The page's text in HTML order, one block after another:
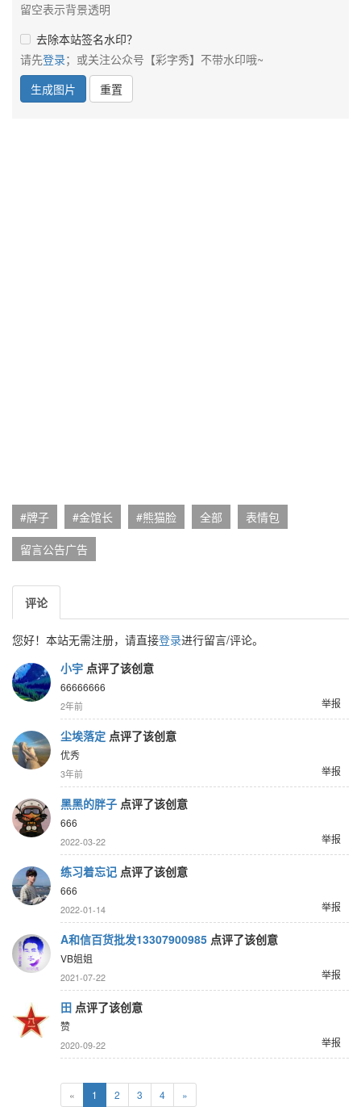
留空表示背景透明
去除本站签名水印？
请先登录；或关注公众号【彩字秀】不带水印哦~
生成图片
重置
#牌子 #金馆长 #熊猫脸 全部
表情包
留言公告广告
评论
您好！本站无需注册，请直接登录进行留言/评论。
小宇 点评了该创意
66666666
举报
2年前
尘埃落定 点评了该创意
优秀
举报
3年前
黑黑的胖子 点评了该创意
666
举报
2022-03-22
练习着忘记 点评了该创意
666
举报
2022-01-14
A和信百货批发13307900985 点评了该创意
VB姐姐
举报
2021-07-22
田 点评了该创意
赞
举报
2020-09-22
« 1 2 3 4 »